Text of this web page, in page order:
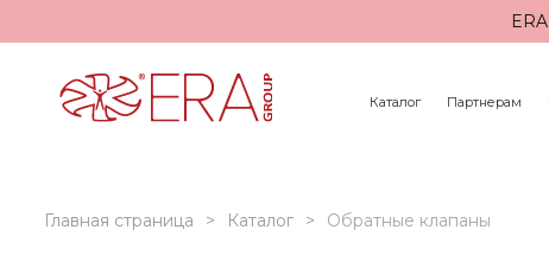
Каталог Партнерам
Главная страница Каталог Обратные клапаны